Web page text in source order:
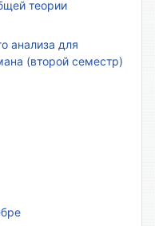
теории
анализа для
(второй семестр)